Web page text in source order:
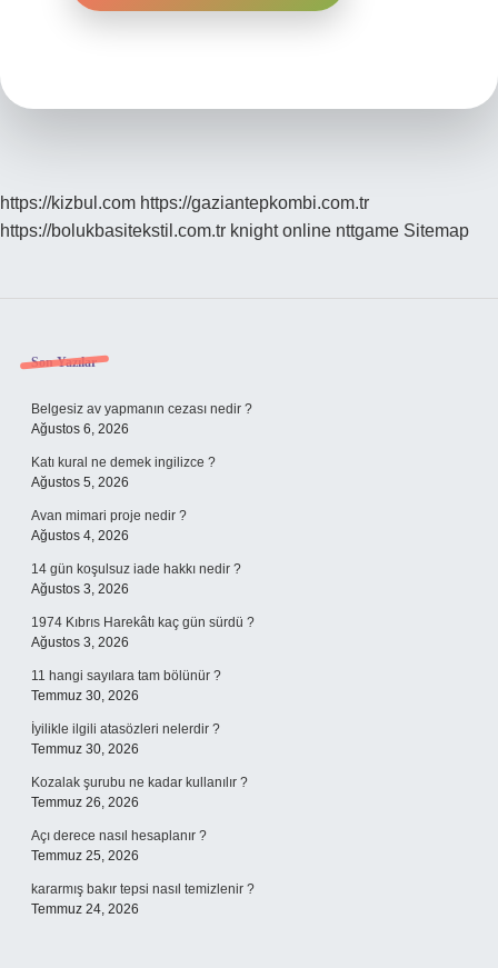
https://kizbul.com https://gaziantepkombi.com.tr
https://bolukbasitekstil.com.tr knight online nttgame Sitemap
Sidebar
Son Yazılar
Belgesiz av yapmanın cezası nedir ?
Ağustos 6, 2026
Katı kural ne demek ingilizce ?
Ağustos 5, 2026
Avan mimari proje nedir ?
Ağustos 4, 2026
14 gün koşulsuz iade hakkı nedir ?
Ağustos 3, 2026
1974 Kıbrıs Harekâtı kaç gün sürdü ?
Ağustos 3, 2026
11 hangi sayılara tam bölünür ?
Temmuz 30, 2026
İyilikle ilgili atasözleri nelerdir ?
Temmuz 30, 2026
Kozalak şurubu ne kadar kullanılır ?
Temmuz 26, 2026
Açı derece nasıl hesaplanır ?
Temmuz 25, 2026
kararmış bakır tepsi nasıl temizlenir ?
Temmuz 24, 2026